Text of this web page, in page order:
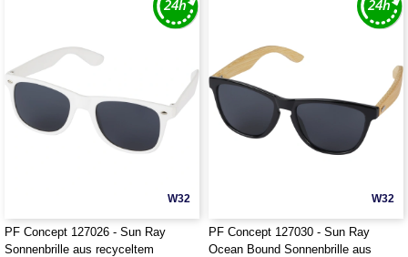
W32
PF Concept 127026 - Sun Ray
Sonnenbrille aus recyceltem
W32
PF Concept 127030 - Sun Ray
Ocean Bound Sonnenbrille aus